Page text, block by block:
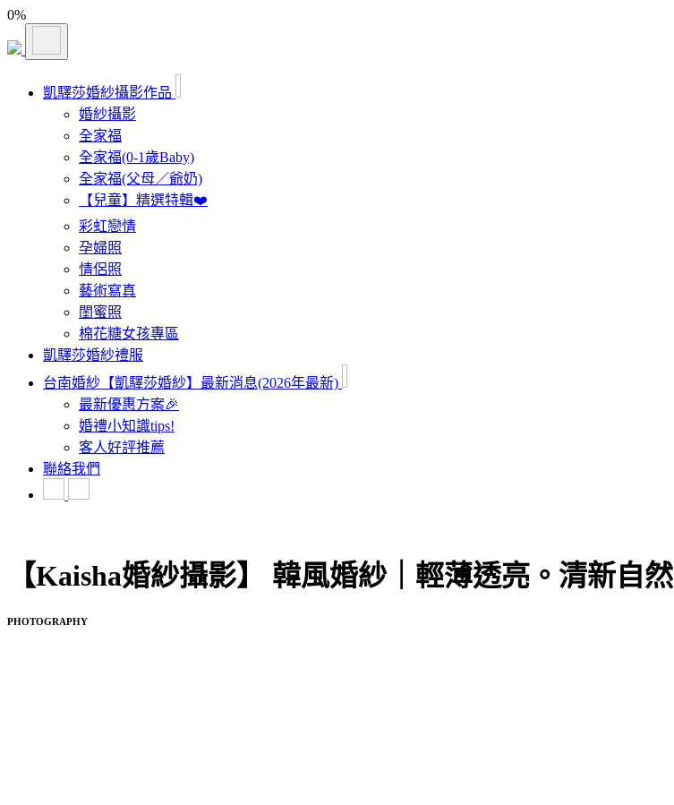
0%
凱驛莎婚紗攝影作品
婚紗攝影
全家福
全家福(0-1歲Baby)
全家福(父母／爺奶)
【兒童】精選特輯❤️
彩虹戀情
孕婦照
情侶照
藝術寫真
閨蜜照
棉花糖女孩專區
凱驛莎婚紗禮服
台南婚紗【凱驛莎婚紗】最新消息(2026年最新)
最新優惠方案🎉
婚禮小知識tips!
客人好評推薦
聯絡我們
【Kaisha婚紗攝影】 韓風婚紗｜輕薄透亮。清新自然
PHOTOGRAPHY